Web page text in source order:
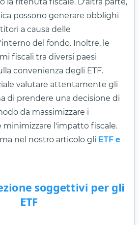
possono generare obblighi
a causa delle
del fondo. Inoltre, le
fiscali tra diversi paesi
convenienza degli ETF.
valutare attentamente gli
di prendere una decisione di
da massimizzare i
l'impatto fiscale.
nel nostro articolo gli ETF e
soggettivi per gli
ETF